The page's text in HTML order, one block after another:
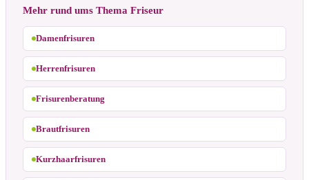
Mehr rund ums Thema Friseur
Damenfrisuren
Herrenfrisuren
Frisurenberatung
Brautfrisuren
Kurzhaarfrisuren